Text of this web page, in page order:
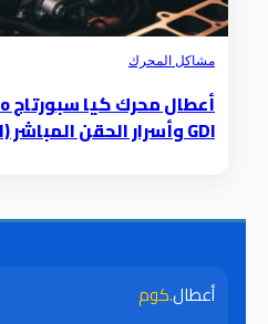
مشاكل المحرك
GDI وأسرار الحقن المباشر (الجزء الأول)
أعطال.كوم